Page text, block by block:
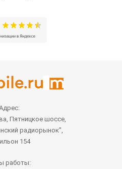
Пятницкое шоссе,
радиорынок",
154
работы: